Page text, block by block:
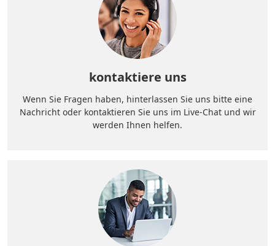
kontaktiere uns
Wenn Sie Fragen haben, hinterlassen Sie uns bitte eine
Nachricht oder kontaktieren Sie uns im Live-Chat und wir
werden Ihnen helfen.